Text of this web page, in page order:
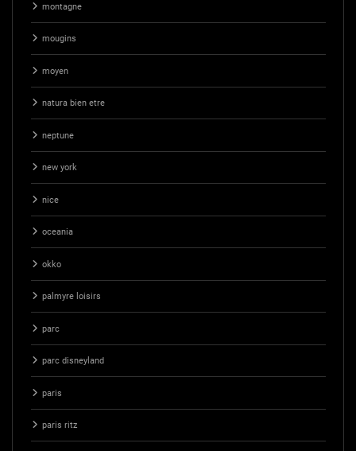
montagne
mougins
moyen
natura bien etre
neptune
new york
nice
oceania
okko
palmyre loisirs
parc
parc disneyland
paris
paris ritz